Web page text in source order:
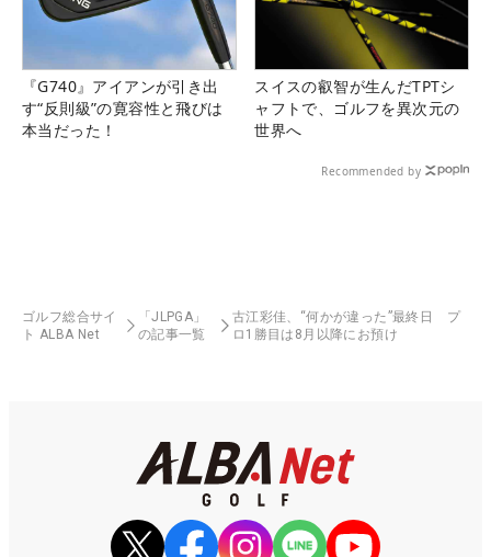
『G740』アイアンが引き出
す“反則級”の寛容性と飛びは
本当だった！
スイスの叡智が生んだTPTシ
ャフトで、ゴルフを異次元の
世界へ
Recommended by
ゴルフ総合サイ
ト ALBA Net
「JLPGA」
の記事一覧
古江彩佳、“何かが違った”最終日 プ
ロ1勝目は8月以降にお預け